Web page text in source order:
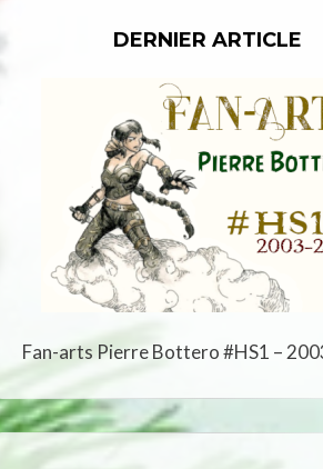
DERNIER ARTICLE
Fan-arts Pierre Bottero #HS1 –